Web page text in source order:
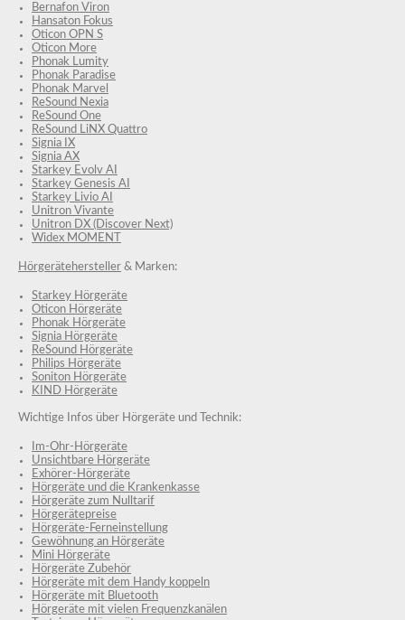
Bernafon Viron
Hansaton Fokus
Oticon OPN S
Oticon More
Phonak Lumity
Phonak Paradise
Phonak Marvel
ReSound Nexia
ReSound One
ReSound LiNX Quattro
Signia IX
Signia AX
Starkey Evolv AI
Starkey Genesis AI
Starkey Livio AI
Unitron Vivante
Unitron DX (Discover Next)
Widex MOMENT
Hörgerätehersteller & Marken:
Starkey Hörgeräte
Oticon Hörgeräte
Phonak Hörgeräte
Signia Hörgeräte
ReSound Hörgeräte
Philips Hörgeräte
Soniton Hörgeräte
KIND Hörgeräte
Wichtige Infos über Hörgeräte und Technik:
Im-Ohr-Hörgeräte
Unsichtbare Hörgeräte
Exhörer-Hörgeräte
Hörgeräte und die Krankenkasse
Hörgeräte zum Nulltarif
Hörgerätepreise
Hörgeräte-Ferneinstellung
Gewöhnung an Hörgeräte
Mini Hörgeräte
Hörgeräte Zubehör
Hörgeräte mit dem Handy koppeln
Hörgeräte mit Bluetooth
Hörgeräte mit vielen Frequenzkanälen